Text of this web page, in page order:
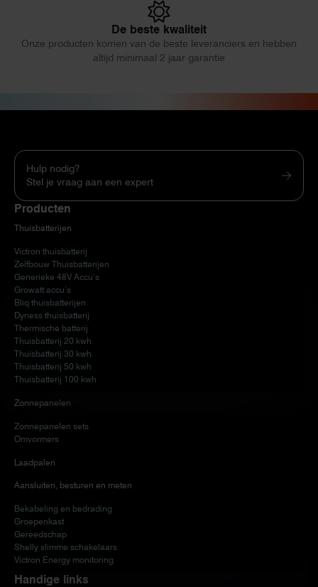
De beste kwaliteit
Onze producten komen van de beste leveranciers en hebben
altijd minimaal 2 jaar garantie
Hulp nodig?
Stel je vraag aan een expert
Producten
Thuisbatterijen
Victron thuisbatterij
Zelfbouw Thuisbatterijen
Generieke 48V Accu’s
Growatt accu’s
Bliq thuisbatterijen
Dyness thuisbatterij
Thermische batterij
Thuisbatterij 20 kwh
Thuisbatterij 30 kwh
Thuisbatterij 50 kwh
Thuisbatterij 100 kwh
Zonnepanelen
Zonnepanelen sets
Omvormers
Laadpalen
Aansluiten, besturen en meten
Bekabeling en bedrading
Groepenkast
Gereedschap
Shelly slimme schakelaars
Victron Energy monitoring
Handige links